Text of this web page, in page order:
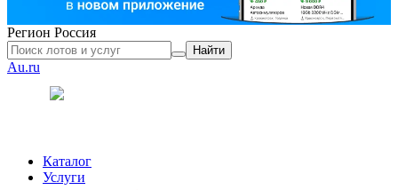
Регион Россия
Найти
Au.ru
Каталог
Услуги